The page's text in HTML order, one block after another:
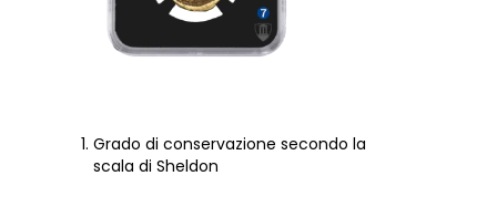
Grado di conservazione secondo la
scala di Sheldon